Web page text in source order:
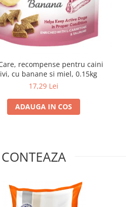
recompense pentru caini
cu banane si miel, 0.15kg
17,29 Lei
ADAUGA IN COS